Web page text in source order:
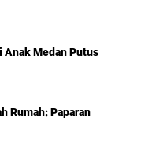
Anak Medan Putus
Rumah: Paparan